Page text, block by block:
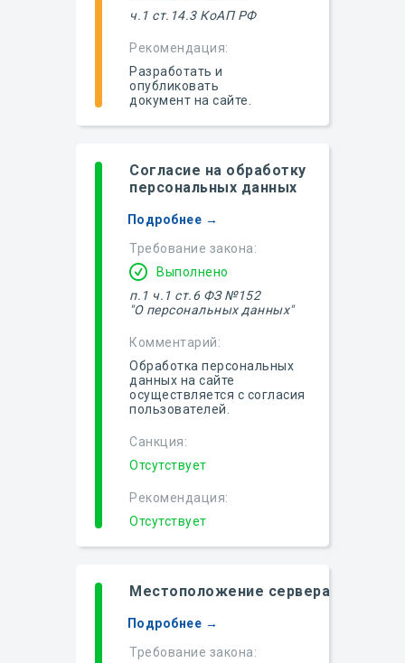
ч.1 ст.14.3 КоАП РФ
Рекомендация:
Разработать и
опубликовать
документ на сайте.
Согласие на обработку
персональных данных
Требование закона:
Комментарий:
Санкция:
Выполнено
Обработка персональных
данных на сайте
осуществляется с согласия
пользователей.
п.1 ч.1 ст.6 ФЗ №152
"О персональных данных"
Рекомендация:
Отсутствует
Отсутствует
Подробнее →
Местоположение сервера
Требование закона:
Подробнее →